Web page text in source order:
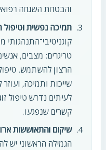
והבטחת השגחה
תמיכה נפשית וטיפול
טריגרים: מצבים,
הרצון להשתמש.
שייכות ותמיכה,
לעיתים נדרש טיפול
קשרים שנפגעו.
שיקום והתאוששות
הגמילה הראשוני יש